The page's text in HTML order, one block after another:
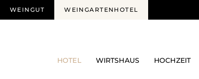
WEINGUT WEINGARTENHOTEL
HOTEL WIRTSHAUS HOCHZEIT